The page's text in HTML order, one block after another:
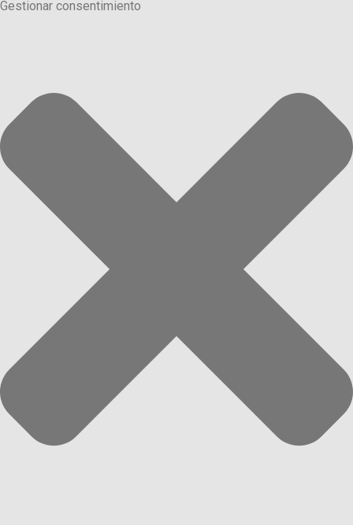
Gestionar consentimiento